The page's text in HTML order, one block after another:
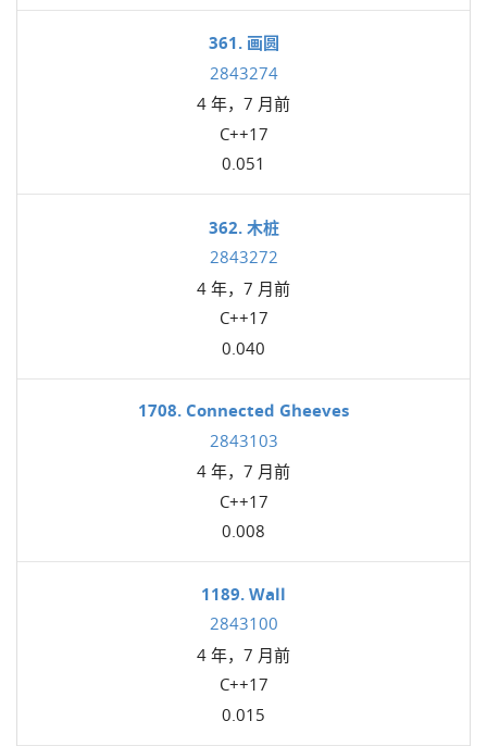
361. 画圆
2843274
4 年，7 月前
C++17
0.051
362. 木桩
2843272
4 年，7 月前
C++17
0.040
1708. Connected Gheeves
2843103
4 年，7 月前
C++17
0.008
1189. Wall
2843100
4 年，7 月前
C++17
0.015